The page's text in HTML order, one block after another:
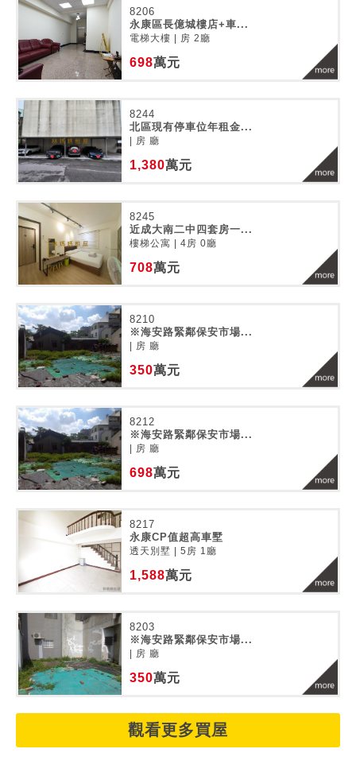
8206
永康區長億城樓店+車...
電梯大樓 | 房 2廳
698萬元
8244
北區現有停車位年租金...
| 房 廳
1,380萬元
8245
近成大南二中四套房一...
樓梯公寓 | 4房 0廳
708萬元
8210
※海安路緊鄰保安市場...
| 房 廳
350萬元
8212
※海安路緊鄰保安市場...
| 房 廳
698萬元
8217
永康CP值超高車墅
透天別墅 | 5房 1廳
1,588萬元
8203
※海安路緊鄰保安市場...
| 房 廳
350萬元
觀看更多買屋